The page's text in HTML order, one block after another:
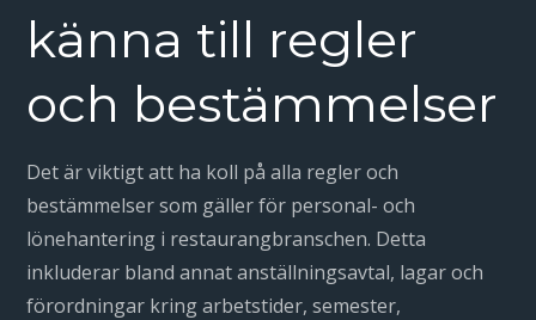
känna till regler
och bestämmelser
Det är viktigt att ha koll på alla regler och
bestämmelser som gäller för personal- och
lönehantering i restaurangbranschen. Detta
inkluderar bland annat anställningsavtal, lagar och
förordningar kring arbetstider, semester,